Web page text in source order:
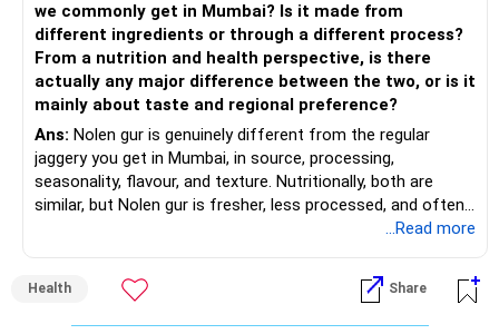
we commonly get in Mumbai? Is it made from
different ingredients or through a different process?
From a nutrition and health perspective, is there
actually any major difference between the two, or is it
mainly about taste and regional preference?
Ans: Nolen gur is genuinely different from the regular
jaggery you get in Mumbai, in source, processing,
seasonality, flavour, and texture. Nutritionally, both are
similar, but Nolen gur is fresher, less processed, and often
lower in mineral impurities, which gives it that clean,
palm sap vs sugarcane in normal jaggery. Nutritionally, both
are similar. Nolen gur is not a “healthier” sweetener. It is
simply fresher, more artisanal and more flavourful
...Read more
Health Share